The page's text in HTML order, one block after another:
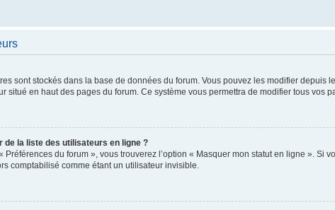
sont stockés dans la base de données du forum. Vous pouvez les modifier depuis
situé en haut des pages du forum. Ce système vous permettra de modifier tous vos
de la liste des utilisateurs en ligne ?
du forum », vous trouverez l’option « Masquer mon statut en ligne ». Si
comptabilisé comme étant un utilisateur invisible.